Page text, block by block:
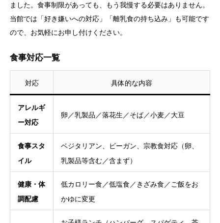
ました。食事制限があっても、もう我慢する必要はありません。
当館では「好き嫌いへの対応」「離乳食の持ち込み」も可能です
ので、お気軽にお申し付けください。
食事対応一覧
対応 具体的な内容
アレルギ
ー対応
卵／乳製品／落花生／そば／小麦／大豆
食事スタ
イル
ベジタリアン、ビーガン、宗教食対応（卵、
乳製品等含む／含まず）
健康・体
調配慮
低カロリー食／低塩食／きざみ食／ご飯をお
かゆに変更